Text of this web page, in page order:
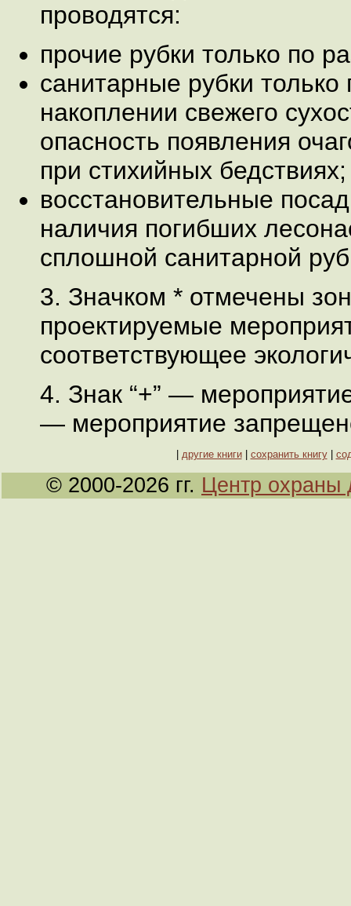
проводятся:
прочие рубки только по
санитарные рубки
накоплении свежего
опасность появления
при стихийных бедствиях;
восстановительные
наличия погибших
сплошной санитарной
3. Значком * отмечены
проектируемые
соответствующее
4. Знак “+” —
— мероприятие
другие книги| сохранить книгу|
© 2000-2026 гг. Центр охраны